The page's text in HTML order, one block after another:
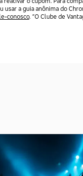
a guia anônima do
conosco. “O Clube de